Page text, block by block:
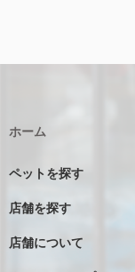
ホーム
ペットを探す
店舗を探す
店舗について